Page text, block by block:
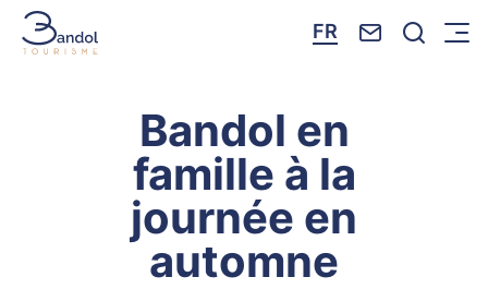
FR Nous Je
Menu
Bandol en
famille à la
journée en
automne